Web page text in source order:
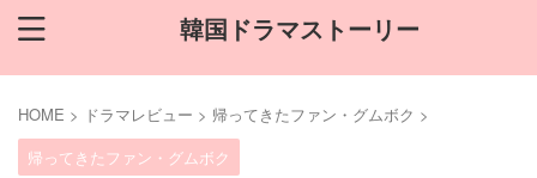
韓国ドラマストーリー
HOME > ドラマレビュー > 帰ってきたファン・グムボク >
帰ってきたファン・グムボク